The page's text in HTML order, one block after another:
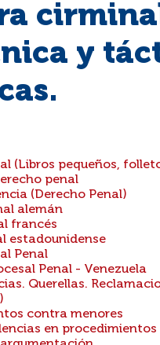
y
(Libros pequeños,
penal
(Derecho Penal)
alemán
francés
estadounidense
Penal
Penal - Venezuela
Querellas.
contra menores
en